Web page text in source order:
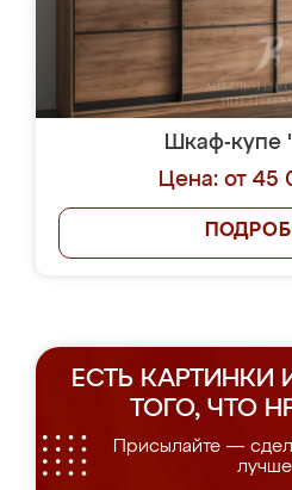
Шкаф-купе
Цена: от 45
ЕСТЬ КАРТИНКИ
ТОГО, ЧТО
Присылайте —